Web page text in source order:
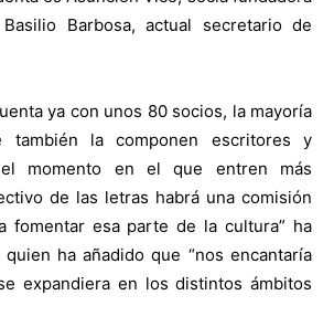
Barbosa, actual secretario de
ya con unos 80 socios, la mayoría
también la componen escritores y
el momento en el que entren más
de las letras habrá una comisión
fomentar esa parte de la cultura” ha
ha añadido que “nos encantaría
expandiera en los distintos ámbitos